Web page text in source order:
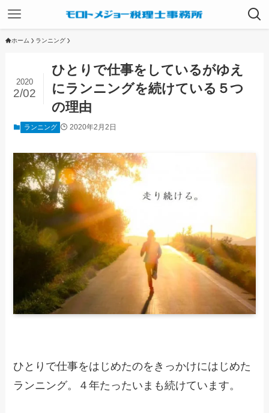
ホーム ランニング
ひとりで仕事をしているがゆえ
にランニングを続けている５つ
の理由
2020
2/02
ランニング 2020年2月2日
ひとりで仕事をはじめたのをきっかけにはじめた
ランニング。４年たったいまも続けています。